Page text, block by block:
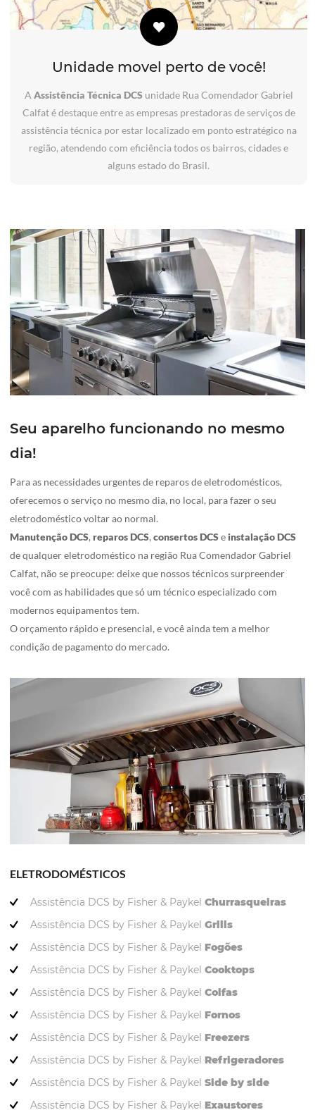
Unidade movel perto de você!
A Assistência Técnica DCS unidade Rua Comendador Gabriel
Calfat é destaque entre as empresas prestadoras de serviços de
assistência técnica por estar localizado em ponto estratégico na
região, atendendo com eficiência todos os bairros, cidades e
alguns estado do Brasil.
Seu aparelho funcionando no mesmo
dia!
Para as necessidades urgentes de reparos de eletrodomésticos,
oferecemos o serviço no mesmo dia, no local, para fazer o seu
eletrodoméstico voltar ao normal.
Manutenção DCS, reparos DCS, consertosDCSe instalaçãoDCS
de qualquer eletrodoméstico na região Rua Comendador Gabriel
Calfat, não se preocupe: deixe que nossos técnicos surpreender
você com as habilidades que só um técnico especializado com
modernos equipamentos tem.
O orçamento rápido e presencial, e você ainda tem a melhor
condição de pagamento do mercado.
ELETRODOMÉSTICOS
Assistência DCS by Fisher & Paykel Churrasqueiras
Assistência DCS by Fisher & Paykel Grills
Assistência DCS by Fisher & Paykel Fogões
Assistência DCS by Fisher & Paykel Cooktops
Assistência DCS by Fisher & Paykel Coifas
Assistência DCS by Fisher & Paykel Fornos
Assistência DCS by Fisher & Paykel Freezers
Assistência DCS by Fisher & Paykel Refrigeradores
Assistência DCS by Fisher & Paykel Side by side
Assistência DCS by Fisher & Paykel Exaustores